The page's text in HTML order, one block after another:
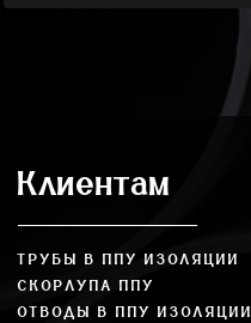
Клиентам
ТРУБЫ В ППУ ИЗОЛЯЦИИ
СКОРЛУПА ППУ
ОТВОДЫ В ППУ ИЗОЛЯЦИИ